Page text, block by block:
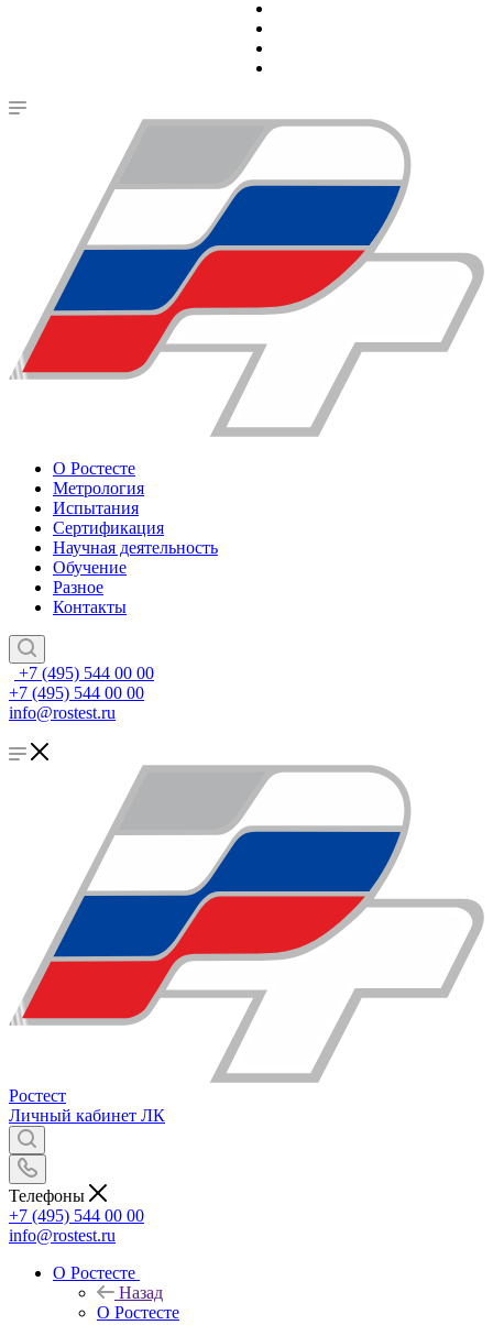
О Ростесте
Метрология
Испытания
Сертификация
Научная деятельность
Обучение
Разное
Контакты
+7 (495) 544 00 00
+7 (495) 544 00 00
info@rostest.ru
Ростест
Личный кабинет ЛК
Телефоны
+7 (495) 544 00 00
info@rostest.ru
О Ростесте
Назад
О Ростесте